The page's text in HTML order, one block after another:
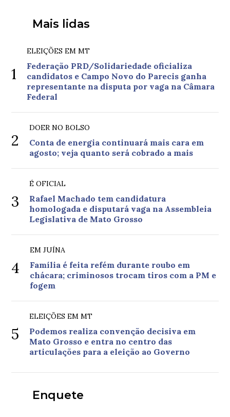
Mais lidas
1
ELEIÇÕES EM MT
Federação PRD/Solidariedade oficializa
candidatos e Campo Novo do Parecis ganha
representante na disputa por vaga na Câmara
Federal
2
DOER NO BOLSO
Conta de energia continuará mais cara em
agosto; veja quanto será cobrado a mais
3
É OFICIAL
Rafael Machado tem candidatura
homologada e disputará vaga na Assembleia
Legislativa de Mato Grosso
4
EM JUÍNA
Família é feita refém durante roubo em
chácara; criminosos trocam tiros com a PM e
fogem
5
ELEIÇÕES EM MT
Podemos realiza convenção decisiva em
Mato Grosso e entra no centro das
articulações para a eleição ao Governo
Enquete